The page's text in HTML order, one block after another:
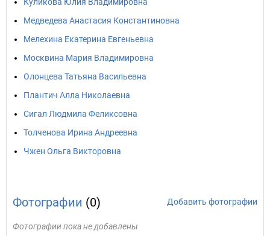
Медведева Анастасия Константиновна
Мелехина Екатерина Евгеньевна
Москвина Мария Владимировна
Олонцева Татьяна Васильевна
Плантич Алла Николаевна
Сигал Людмила Феликсовна
Толченова Ирина Андреевна
Чжен Ольга Викторовна
Фотографии (0) Добавить фотографии
Фотографии пока не добавлены